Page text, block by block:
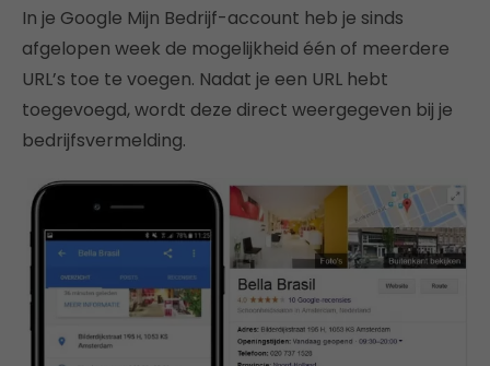
In je Google Mijn Bedrijf-account heb je sinds
afgelopen week de mogelijkheid één of meerdere
URL’s toe te voegen. Nadat je een URL hebt
toegevoegd, wordt deze direct weergegeven bij je
bedrijfsvermelding.